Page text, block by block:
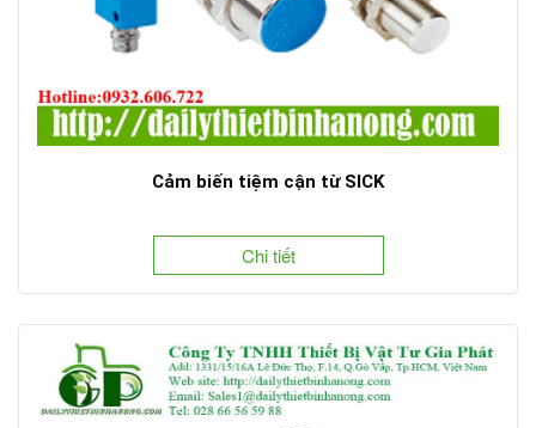
Cảm biến tiệm cận từ SICK
Chi tiết